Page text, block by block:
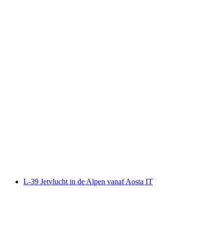
L-39 Jetvlucht in de Alpen vanaf Aosta IT